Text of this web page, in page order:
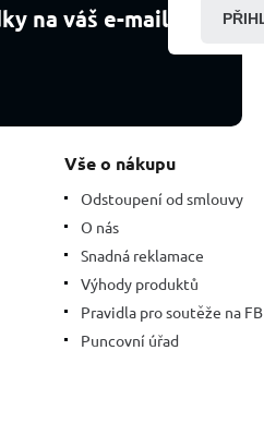
na váš e-mail
Vše o nákupu
Odstoupení od smlouvy
O nás
Snadná reklamace
Výhody produktů
Pravidla pro soutěže na FB
Puncovní úřad